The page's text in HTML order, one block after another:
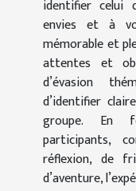
identifier celui
envies et à
mémorable et
attentes et
d’évasion
d’identifier
groupe. En
participants,
réflexion, de
d’aventure,